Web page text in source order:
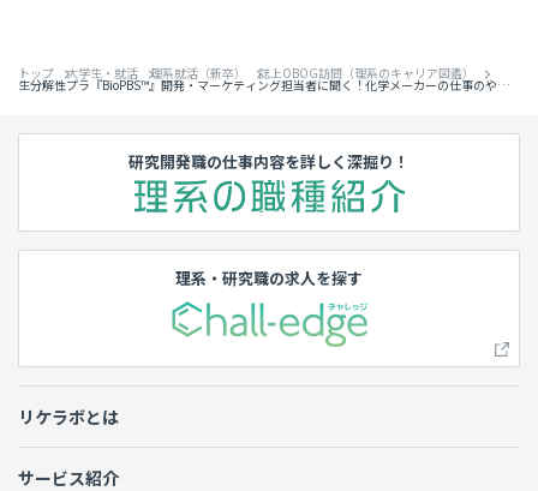
トップ 大学生・就活 理系就活（新卒） 誌上OBOG訪問（理系のキャリア図鑑）
生分解性プラ『BioPBS™』開発・マーケティング担当者に聞く！化学メーカーの仕事のやり
がい
研究開発職の仕事内容を詳しく深掘り！
理系・研究職の求人を探す
リケラボとは
サービス紹介